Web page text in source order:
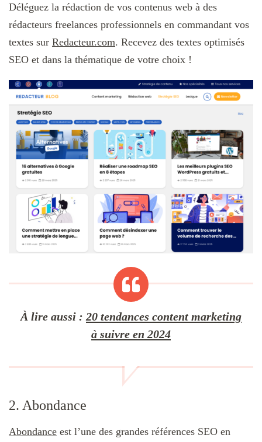
Déléguez la rédaction de vos contenus web à des
rédacteurs freelances professionnels en commandant vos
textes sur Redacteur.com. Recevez des textes optimisés
SEO et dans la thématique de votre choix !
À lire aussi : 20 tendances content marketing
à suivre en 2024
2. Abondance
Abondance est l’une des grandes références SEO en